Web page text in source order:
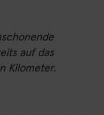
auf das
Kilometer.